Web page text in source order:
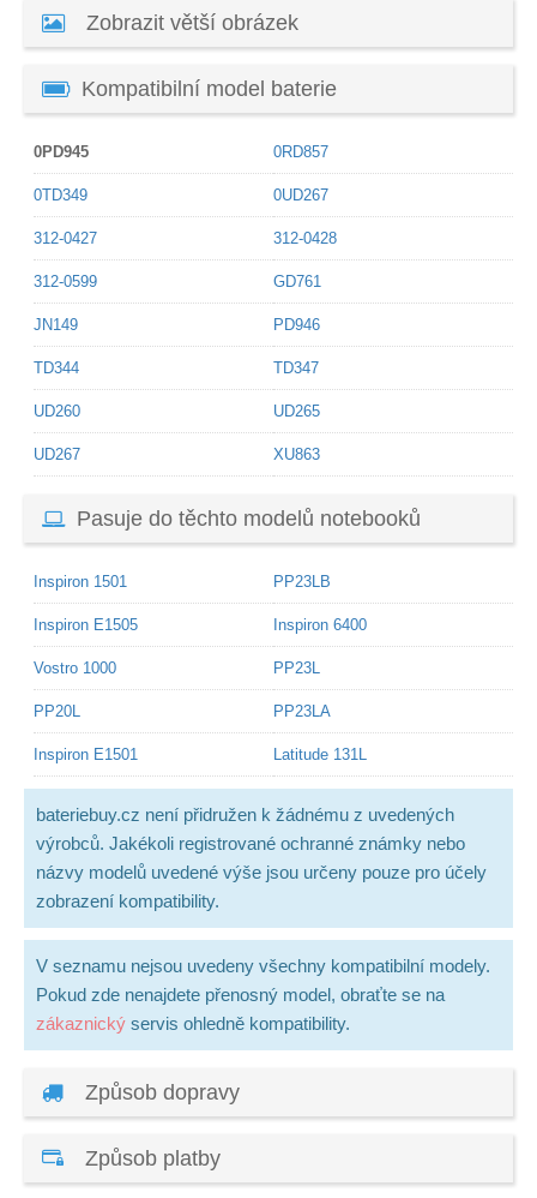
Zobrazit větší obrázek
Kompatibilní model baterie
0PD945 0RD857
0TD349 0UD267
312-0427 312-0428
312-0599 GD761
JN149 PD946
TD344 TD347
UD260 UD265
UD267 XU863
Pasuje do těchto modelů notebooků
Inspiron 1501 PP23LB
Inspiron E1505 Inspiron 6400
Vostro 1000 PP23L
PP20L PP23LA
Inspiron E1501 Latitude 131L
bateriebuy.cz není přidružen k žádnému z uvedených
výrobců. Jakékoli registrované ochranné známky nebo
názvy modelů uvedené výše jsou určeny pouze pro účely
zobrazení kompatibility.
V seznamu nejsou uvedeny všechny kompatibilní modely.
Pokud zde nenajdete přenosný model, obraťte se na
zákaznický servis ohledně kompatibility.
Způsob dopravy
Způsob platby